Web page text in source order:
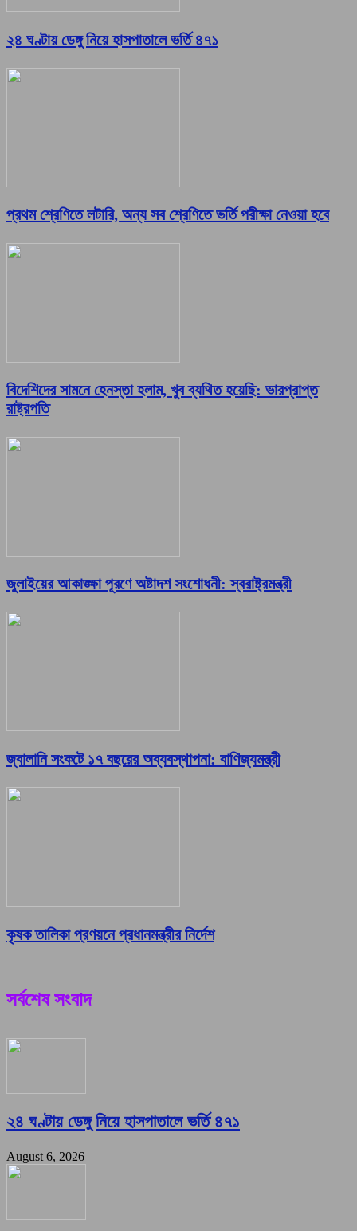
২৪ ঘণ্টায় ডেঙ্গু নিয়ে হাসপাতালে ভর্তি ৪৭১
প্রথম শ্রেণিতে লটারি, অন্য সব শ্রেণিতে ভর্তি পরীক্ষা নেওয়া হবে
বিদেশিদের সামনে হেনস্তা হলাম, খুব ব্যথিত হয়েছি: ভারপ্রাপ্ত
রাষ্ট্রপতি
জুলাইয়ের আকাঙ্ক্ষা পূরণে অষ্টাদশ সংশোধনী: স্বরাষ্ট্রমন্ত্রী
জ্বালানি সংকটে ১৭ বছরের অব্যবস্থাপনা: বাণিজ্যমন্ত্রী
কৃষক তালিকা প্রণয়নে প্রধানমন্ত্রীর নির্দেশ
সর্বশেষ সংবাদ
২৪ ঘণ্টায় ডেঙ্গু নিয়ে হাসপাতালে ভর্তি ৪৭১
August 6, 2026